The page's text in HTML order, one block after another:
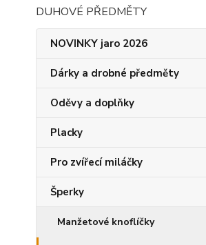
DUHOVÉ PŘEDMĚTY
NOVINKY jaro 2026
Dárky a drobné předměty
Oděvy a doplňky
Placky
Pro zvířecí miláčky
Šperky
Manžetové knoflíčky